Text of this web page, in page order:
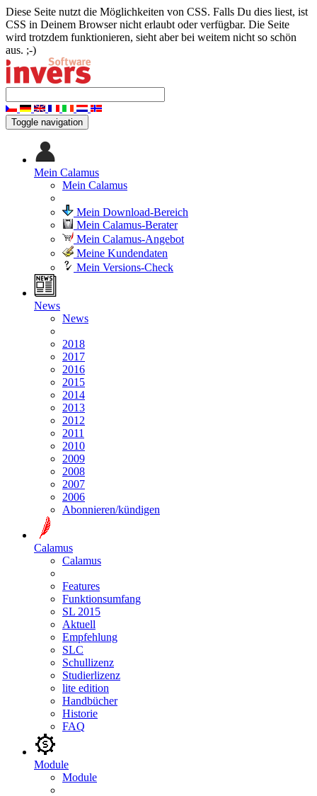
Diese Seite nutzt die Möglichkeiten von CSS. Falls Du dies liest, ist
CSS in Deinem Browser nicht erlaubt oder verfügbar. Die Seite
wird trotzdem funktionieren, sieht aber bei weitem nicht so schön
aus. ;-)
Toggle navigation
Mein Calamus
Mein Calamus
Mein Download-Bereich
Mein Calamus-Berater
Mein Calamus-Angebot
Meine Kundendaten
Mein Versions-Check
News
News
2018
2017
2016
2015
2014
2013
2012
2011
2010
2009
2008
2007
2006
Abonnieren/kündigen
Calamus
Calamus
Features
Funktionsumfang
SL 2015
Aktuell
Empfehlung
SLC
Schullizenz
Studierlizenz
lite edition
Handbücher
Historie
FAQ
Module
Module